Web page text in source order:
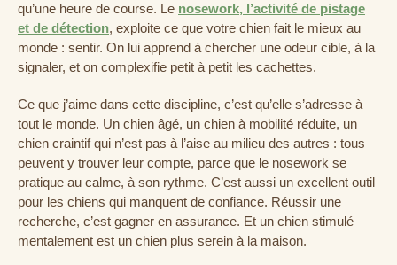
qu’une heure de course. Le nosework, l’activité de pistage
et de détection, exploite ce que votre chien fait le mieux au
monde : sentir. On lui apprend à chercher une odeur cible, à la
signaler, et on complexifie petit à petit les cachettes.
Ce que j’aime dans cette discipline, c’est qu’elle s’adresse à
tout le monde. Un chien âgé, un chien à mobilité réduite, un
chien craintif qui n’est pas à l’aise au milieu des autres : tous
peuvent y trouver leur compte, parce que le nosework se
pratique au calme, à son rythme. C’est aussi un excellent outil
pour les chiens qui manquent de confiance. Réussir une
recherche, c’est gagner en assurance. Et un chien stimulé
mentalement est un chien plus serein à la maison.